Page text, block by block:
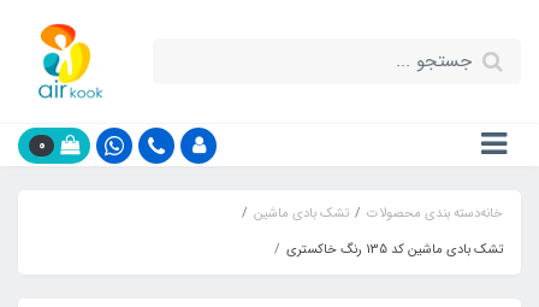
0
خانهدسته بندی محصولات
تشک بادی ماشین
تشک بادی ماشین کد 135 رنگ خاکستری